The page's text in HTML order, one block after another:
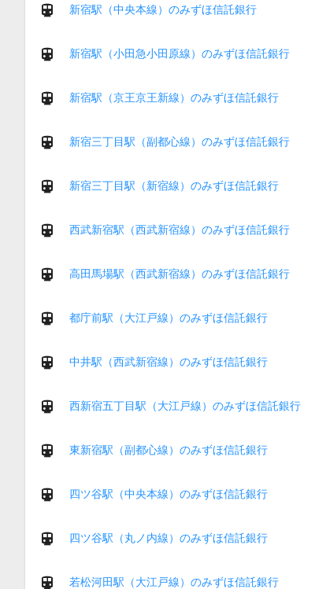
新宿駅（中央本線）のみずほ信託銀行
新宿駅（小田急小田原線）のみずほ信託銀行
新宿駅（京王京王新線）のみずほ信託銀行
新宿三丁目駅（副都心線）のみずほ信託銀行
新宿三丁目駅（新宿線）のみずほ信託銀行
西武新宿駅（西武新宿線）のみずほ信託銀行
高田馬場駅（西武新宿線）のみずほ信託銀行
都庁前駅（大江戸線）のみずほ信託銀行
中井駅（西武新宿線）のみずほ信託銀行
西新宿五丁目駅（大江戸線）のみずほ信託銀行
東新宿駅（副都心線）のみずほ信託銀行
四ツ谷駅（中央本線）のみずほ信託銀行
四ツ谷駅（丸ノ内線）のみずほ信託銀行
若松河田駅（大江戸線）のみずほ信託銀行